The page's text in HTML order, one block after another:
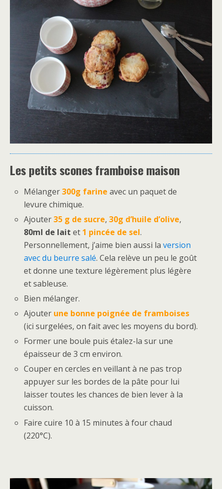
Les petits scones framboise maison
Mélanger300g farine avec un paquet de
levure chimique.
Ajouter35 g de sucre,30g d’huile d’olive,
80ml de lait et 1 pincée de sel.
Personnellement, j’aime bien aussi laversion
avec du beurre salé. Cela relève un peu le goût
et donne une texture légèrement plus légère
et sableuse.
Bien mélanger.
Ajouter une bonne poignée de framboises
(ici surgelées, on fait avec les moyens du bord).
Former une boule puis étalez-la sur une
épaisseur de 3 cm environ.
Couper en cercles en veillant à ne pas trop
appuyer sur les bordes de la pâte pour lui
laisser toutes les chances de bien lever à la
cuisson.
Faire cuire 10 à 15 minutes à four chaud
(220°C).